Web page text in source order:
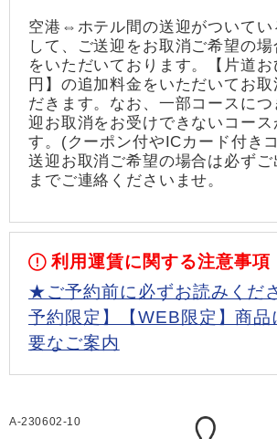
空港⇔ホテル間の送迎がついてい
して、ご送迎をお取消ご希望の
をいただいております。【片道
円】の追加料金をいただいてお
だきます。なお、一部コースに
迎お取消をお受けできないコース
す。(クーポン付やICカード付き
送迎お取消ご希望の場合は必ずご
までご連絡くださいませ。
利用運賃に関する注意事項
★ご予約前に必ずお読みくだ
予約限定】【WEB限定】商品
要なご案内
A-230602-10